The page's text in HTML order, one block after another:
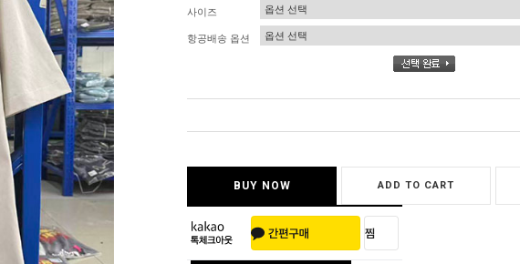
사이즈
항공배송 옵션
BUY NOW ADD TO CART